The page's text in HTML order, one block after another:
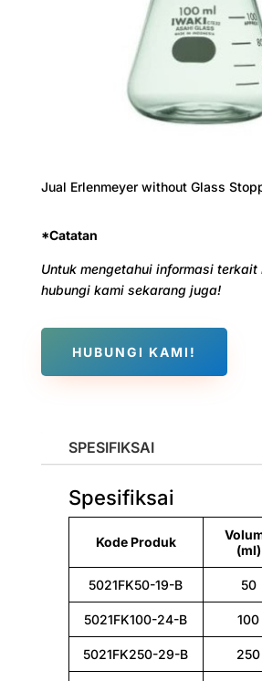
Jual Erlenmeyer without Glass
*Catatan
Untuk mengetahui informasi
hubungi kami sekarang juga!
HUBUNGI KAMI!
SPESIFIKSAI
Spesifiksai
Kode Produk
(ml)
5021FK50-19-B 50
5021FK100-24-B 100
5021FK250-29-B 250